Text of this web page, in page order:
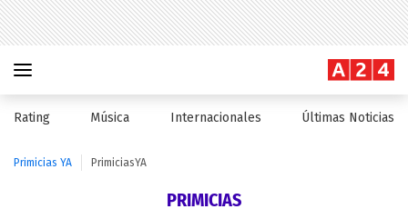
Rating Música Internacionales Últimas Noticias
Primicias YA PrimiciasYA
PRIMICIAS